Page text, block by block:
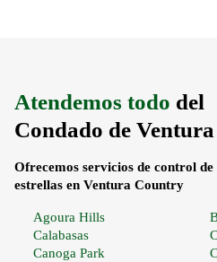
Atendemos todo del
Condado de Ventura
Ofrecemos servicios de control de
estrellas en Ventura Country
Agoura Hills
Calabasas
Canoga Park